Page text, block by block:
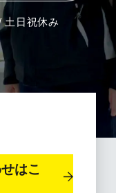
土日祝休み
はこ